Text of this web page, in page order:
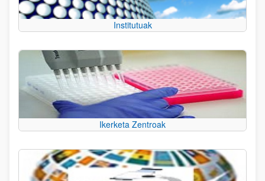
Institutuak
Ikerketa Zentroak